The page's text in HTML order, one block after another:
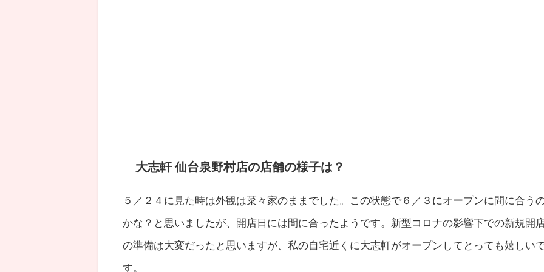
大志軒 仙台泉野村店の店舗の様子は？
５／２４に見た時は外観は菜々家のままでした。この状態で６／３にオープンに間に合う
かな？と思いましたが、開店日には間に合ったようです。新型コロナの影響下での新規開
の準備は大変だったと思いますが、私の自宅近くに大志軒がオープンしてとっても嬉しい
す。